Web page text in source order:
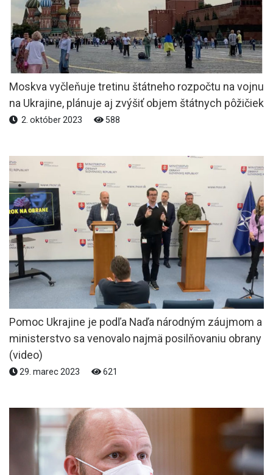
Moskva vyčleňuje tretinu štátneho rozpočtu na vojnu
na Ukrajine, plánuje aj zvýšiť objem štátnych pôžičiek
2. október 2023 588
Pomoc Ukrajine je podľa Naďa národným záujmom a
ministerstvo sa venovalo najmä posilňovaniu obrany
(video)
29. marec 2023 621